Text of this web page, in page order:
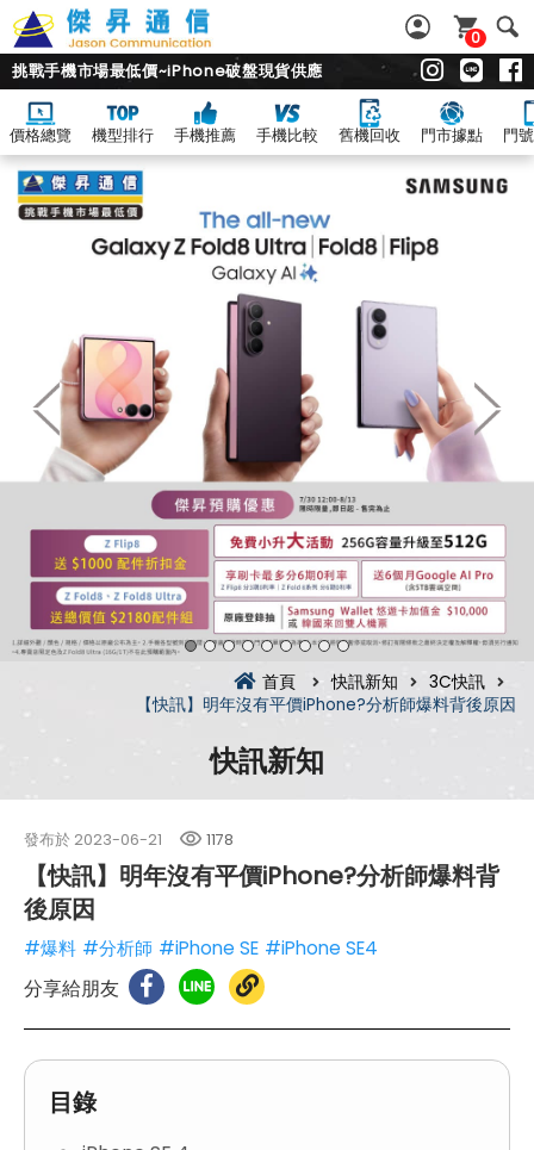
0
挑戰手機市場最低價~iPhone破盤現貨供應
價格總覽 機型排行 手機推薦 手機比較 舊機回收 門市據點 門
首頁 快訊新知
3C快訊
【快訊】明年沒有平價iPhone?分析師爆料背後原因
快訊新知
發布於 2023-06-21 1178
【快訊】明年沒有平價iPhone?分析師爆料背
後原因
#爆料 #分析師 #iPhone SE #iPhone SE4
分享給朋友
目錄